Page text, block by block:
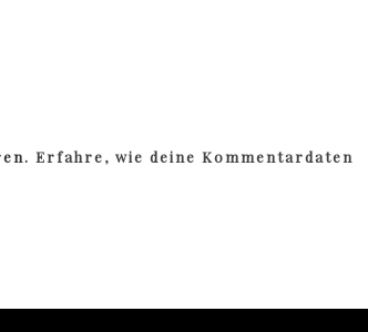
Erfahre, wie deine Kommentardaten